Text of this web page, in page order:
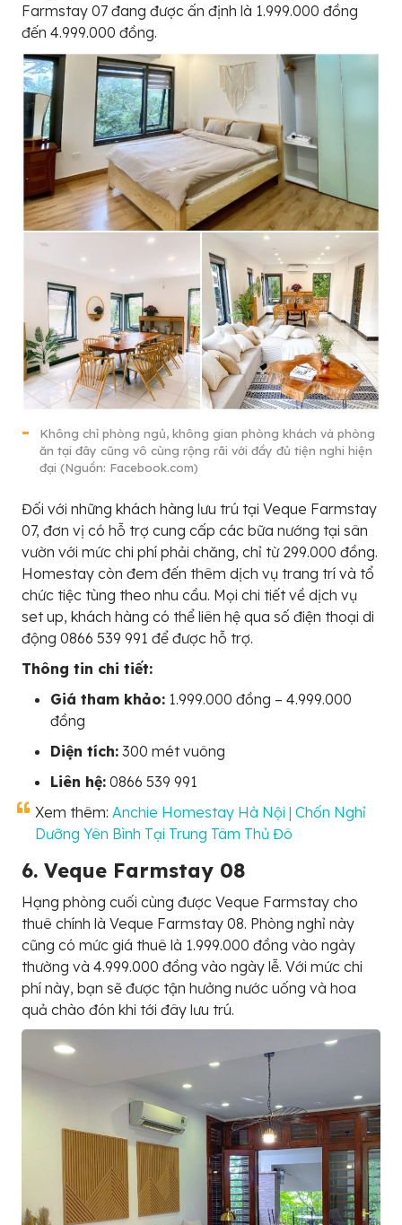
Farmstay 07 đang được ấn định là 1.999.000 đồng
đến 4.999.000 đồng.
Không chỉ phòng ngủ, không gian phòng khách và phòng
ăn tại đây cũng vô cùng rộng rãi với đầy đủ tiện nghi hiện
đại (Nguồn: Facebook.com)
Đối với những khách hàng lưu trú tại Veque Farmstay
07, đơn vị có hỗ trợ cung cấp các bữa nướng tại sân
vườn với mức chi phí phải chăng, chỉ từ 299.000 đồng.
Homestay còn đem đến thêm dịch vụ trang trí và tổ
chức tiệc tùng theo nhu cầu. Mọi chi tiết về dịch vụ
set up, khách hàng có thể liên hệ qua số điện thoại di
động 0866 539 991 để được hỗ trợ.
Thông tin chi tiết:
Giá tham khảo: 1.999.000 đồng – 4.999.000
đồng
Diện tích: 300 mét vuông
Liên hệ: 0866 539 991
Xem thêm: Anchie Homestay Hà Nội | Chốn Nghỉ
Dưỡng Yên Bình Tại Trung Tâm Thủ Đô
6. Veque Farmstay 08
Hạng phòng cuối cùng được Veque Farmstay cho
thuê chính là Veque Farmstay 08. Phòng nghỉ này
cũng có mức giá thuê là 1.999.000 đồng vào ngày
thường và 4.999.000 đồng vào ngày lễ. Với mức chi
phí này, bạn sẽ được tận hưởng nước uống và hoa
quả chào đón khi tới đây lưu trú.